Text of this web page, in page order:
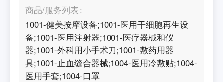
商品/服务列表
1001-健美按摩设备;1001-医用干细胞再生设
备;1001-医用注射器;1001-医疗器械和仪
器;1001-外科用小手术刀;1001-敷药用器
具;1001-止血缝合器械;1004-医用冷敷贴;1004-
医用手套;1004-口罩